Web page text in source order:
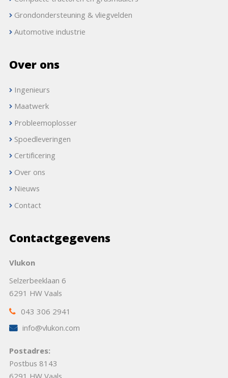
Grondondersteuning & vliegvelden
Automotive industrie
Over ons
Ingenieurs
Maatwerk
Probleemoplosser
Spoedleveringen
Certificering
Over ons
Nieuws
Contact
Contactgegevens
Vlukon
Selzerbeeklaan 6
6291 HW Vaals
043 306 2941
info@vlukon.com
Postadres:
Postbus 8143